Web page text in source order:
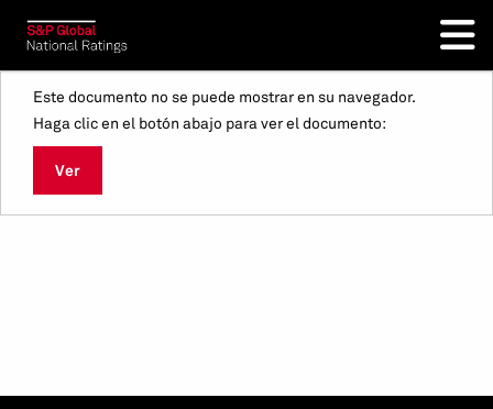
Este documento no se puede mostrar en su navegador.
Haga clic en el botón abajo para ver el documento:
Ver